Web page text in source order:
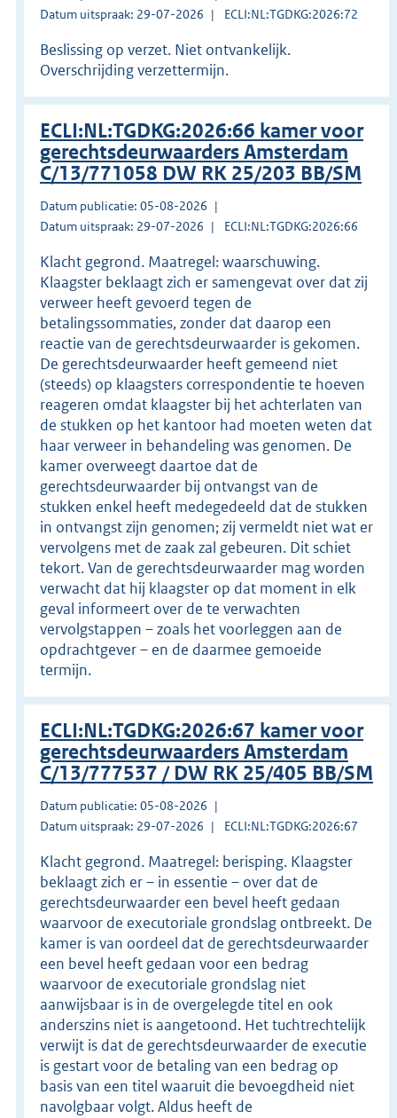
Datum uitspraak: 29-07-2026
ECLI:NL:TGDKG:2026:72
Beslissing op verzet. Niet ontvankelijk.
Overschrijding verzettermijn.
ECLI:NL:TGDKG:2026:66 kamer voor
gerechtsdeurwaarders Amsterdam
C/13/771058 DW RK 25/203 BB/SM
Datum publicatie: 05-08-2026
Datum uitspraak: 29-07-2026
ECLI:NL:TGDKG:2026:66
Klacht gegrond. Maatregel: waarschuwing.
Klaagster beklaagt zich er samengevat over dat zij
verweer heeft gevoerd tegen de
betalingssommaties, zonder dat daarop een
reactie van de gerechtsdeurwaarder is gekomen.
De gerechtsdeurwaarder heeft gemeend niet
(steeds) op klaagsters correspondentie te hoeven
reageren omdat klaagster bij het achterlaten van
de stukken op het kantoor had moeten weten dat
haar verweer in behandeling was genomen. De
kamer overweegt daartoe dat de
gerechtsdeurwaarder bij ontvangst van de
stukken enkel heeft medegedeeld dat de stukken
in ontvangst zijn genomen; zij vermeldt niet wat er
vervolgens met de zaak zal gebeuren. Dit schiet
tekort. Van de gerechtsdeurwaarder mag worden
verwacht dat hij klaagster op dat moment in elk
geval informeert over de te verwachten
vervolgstappen – zoals het voorleggen aan de
opdrachtgever – en de daarmee gemoeide
termijn.
ECLI:NL:TGDKG:2026:67 kamer voor
gerechtsdeurwaarders Amsterdam
C/13/777537 / DW RK 25/405 BB/SM
Datum publicatie: 05-08-2026
Datum uitspraak: 29-07-2026
ECLI:NL:TGDKG:2026:67
Klacht gegrond. Maatregel: berisping. Klaagster
beklaagt zich er – in essentie – over dat de
gerechtsdeurwaarder een bevel heeft gedaan
waarvoor de executoriale grondslag ontbreekt. De
kamer is van oordeel dat de gerechtsdeurwaarder
een bevel heeft gedaan voor een bedrag
waarvoor de executoriale grondslag niet
aanwijsbaar is in de overgelegde titel en ook
anderszins niet is aangetoond. Het tuchtrechtelijk
verwijt is dat de gerechtsdeurwaarder de executie
is gestart voor de betaling van een bedrag op
basis van een titel waaruit die bevoegdheid niet
navolgbaar volgt. Aldus heeft de